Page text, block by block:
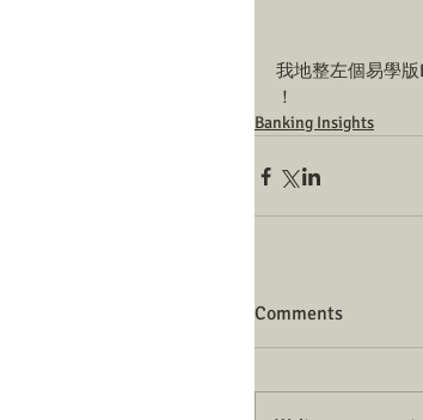
我地整左個易學版
！
Banking Insights
Comments